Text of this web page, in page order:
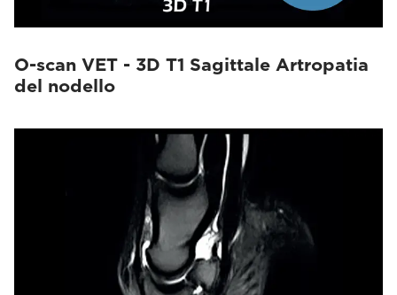
O-scan VET - 3D T1 Sagittale Artropatia
del nodello